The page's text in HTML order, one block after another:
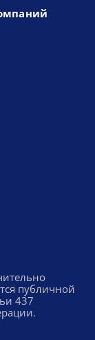
публичной
437